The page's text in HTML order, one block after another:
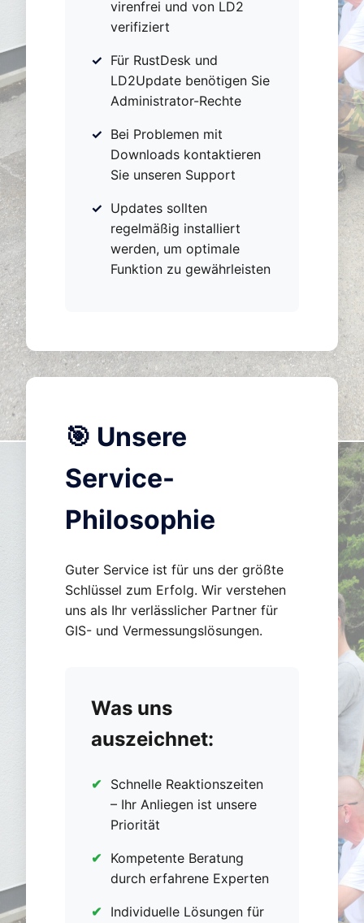
virenfrei und von LD2
verifiziert
Für RustDesk und
LD2Update benötigen Sie
Administrator-Rechte
Bei Problemen mit
Downloads kontaktieren
Sie unseren Support
Updates sollten
regelmäßig installiert
werden, um optimale
Funktion zu gewährleisten
🎯 Unsere
Service-
Philosophie
Guter Service ist für uns der größte
Schlüssel zum Erfolg. Wir verstehen
uns als Ihr verlässlicher Partner für
GIS- und Vermessungslösungen.
Was uns
auszeichnet:
Schnelle Reaktionszeiten
– Ihr Anliegen ist unsere
Priorität
Kompetente Beratung
durch erfahrene Experten
Individuelle Lösungen für